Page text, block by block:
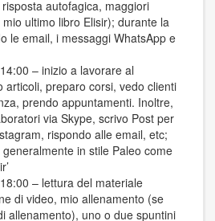
autofagica, maggiori
ultimo libro Elisir); durante la
le email, i messaggi WhatsApp e
– inizio a lavorare al
articoli, preparo corsi, vedo clienti
prendo appuntamenti. Inoltre,
via Skype, scrivo Post per
rispondo alle email, etc;
in stile Paleo come
– lettura del materiale
di video, mio allenamento (se
allenamento), uno o due spuntini